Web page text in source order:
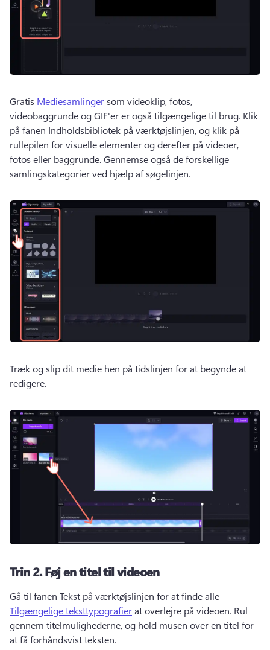
Gratis Mediesamlinger som videoklip, fotos,
videobaggrunde og GIF'er er også tilgængelige til brug. Klik
på fanen Indholdsbibliotek på værktøjslinjen, og klik på
rullepilen for visuelle elementer og derefter på videoer,
fotos eller baggrunde. Gennemse også de forskellige
samlingskategorier ved hjælp af søgelinjen.
Træk og slip dit medie hen på tidslinjen for at begynde at
redigere.
Trin 2.Føj en titel til videoen
Gå til fanen Tekst på værktøjslinjen for at finde alle
Tilgængelige teksttypografier at overlejre på videoen. Rul
gennem titelmulighederne, og hold musen over en titel for
at få forhåndsvist teksten.